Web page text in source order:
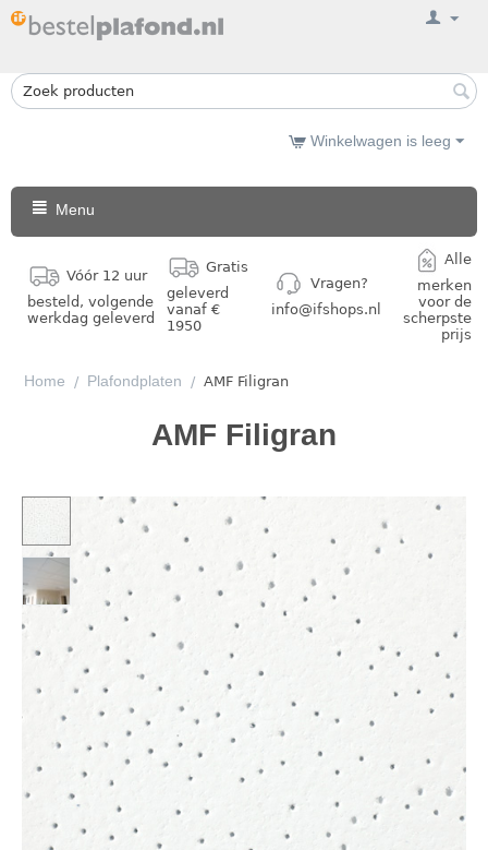
Winkelwagen is leeg
Menu
Vóór 12 uur
besteld, volgende
werkdag geleverd
Gratis
geleverd
vanaf €
1950
Vragen?
info@ifshops.nl
Alle
merken
voor de
scherpste
prijs
Home / Plafondplaten / AMF Filigran
AMF Filigran